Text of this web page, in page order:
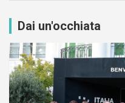
Dai un'occhiata